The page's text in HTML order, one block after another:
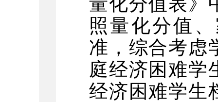
照量化分值
准，综合考虑
庭经济困难学
经济困难学生